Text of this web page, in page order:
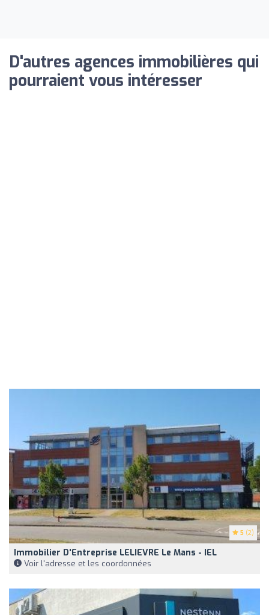
D'autres agences immobilières qui
pourraient vous intéresser
5 (2)
Immobilier D'Entreprise LELIEVRE Le Mans - IEL
Voir l'adresse et les coordonnées